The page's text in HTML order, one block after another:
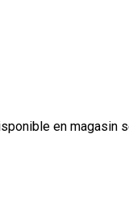
en magasin